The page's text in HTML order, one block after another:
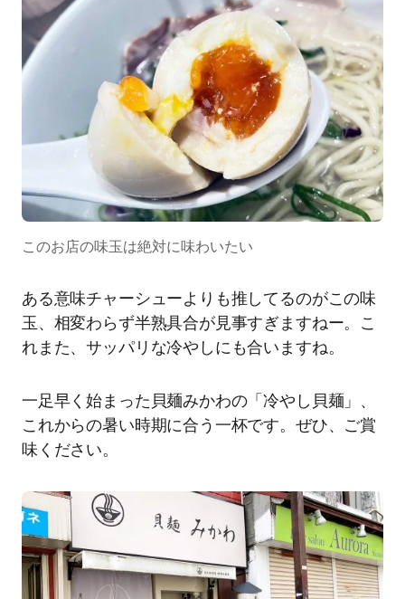
このお店の味玉は絶対に味わいたい
ある意味チャーシューよりも推してるのがこの味
玉、相変わらず半熟具合が見事すぎますねー。こ
れまた、サッパリな冷やしにも合いますね。
一足早く始まった貝麺みかわの「冷やし貝麺」、
これからの暑い時期に合う一杯です。ぜひ、ご賞
味ください。